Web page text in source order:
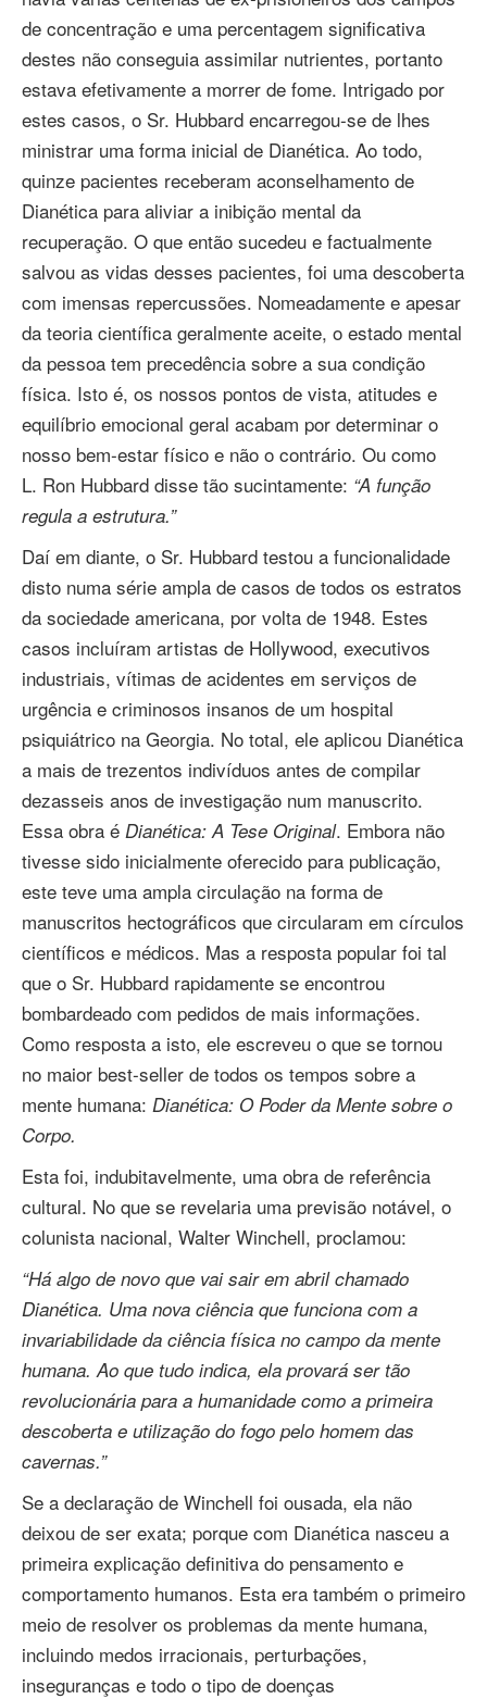
de concentração e uma percentagem significativa
destes não conseguia assimilar nutrientes, portanto
estava efetivamente a morrer de fome. Intrigado por
estes casos, o Sr. Hubbard encarregou‑se de lhes
ministrar uma forma inicial de Dianética. Ao todo,
quinze pacientes receberam aconselhamento de
Dianética para aliviar a inibição mental da
recuperação. O que então sucedeu e factualmente
salvou as vidas desses pacientes, foi uma descoberta
com imensas repercussões. Nomeadamente e apesar
da teoria científica geralmente aceite, o estado mental
da pessoa tem precedência sobre a sua condição
física. Isto é, os nossos pontos de vista, atitudes e
equilíbrio emocional geral acabam por determinar o
nosso bem‑estar físico e não o contrário. Ou como
L. Ron Hubbard disse tão sucintamente: “A função
regula a estrutura.”
Daí em diante, o Sr. Hubbard testou a funcionalidade
disto numa série ampla de casos de todos os estratos
da sociedade americana, por volta de 1948. Estes
casos incluíram artistas de Hollywood, executivos
industriais, vítimas de acidentes em serviços de
urgência e criminosos insanos de um hospital
psiquiátrico na Georgia. No total, ele aplicou Dianética
a mais de trezentos indivíduos antes de compilar
dezasseis anos de investigação num manuscrito.
Essa obra é Dianética: A Tese Original. Embora não
tivesse sido inicialmente oferecido para publicação,
este teve uma ampla circulação na forma de
manuscritos hectográficos que circularam em círculos
científicos e médicos. Mas a resposta popular foi tal
que o Sr. Hubbard rapidamente se encontrou
bombardeado com pedidos de mais informações.
Como resposta a isto, ele escreveu o que se tornou
no maior best‑seller de todos os tempos sobre a
mente humana: Dianética: O Poder da Mente sobre o
Corpo.
Esta foi, indubitavelmente, uma obra de referência
cultural. No que se revelaria uma previsão notável, o
colunista nacional, Walter Winchell, proclamou:
“Há algo de novo que vai sair em abril chamado
Dianética. Uma nova ciência que funciona com a
invariabilidade da ciência física no campo da mente
humana. Ao que tudo indica, ela provará ser tão
revolucionária para a humanidade como a primeira
descoberta e utilização do fogo pelo homem das
cavernas.”
Se a declaração de Winchell foi ousada, ela não
deixou de ser exata; porque com Dianética nasceu a
primeira explicação definitiva do pensamento e
comportamento humanos. Esta era também o primeiro
meio de resolver os problemas da mente humana,
incluindo medos irracionais, perturbações,
inseguranças e todo o tipo de doenças